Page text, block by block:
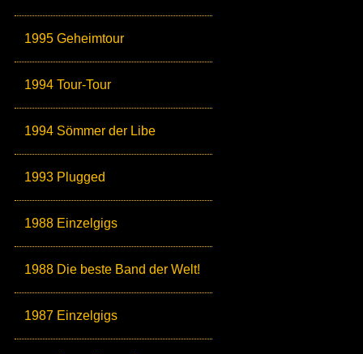
1995 Geheimtour
1994 Tour-Tour
1994 Sömmer der Libe
1993 Plugged
1988 Einzelgigs
1988 Die beste Band der Welt!
1987 Einzelgigs